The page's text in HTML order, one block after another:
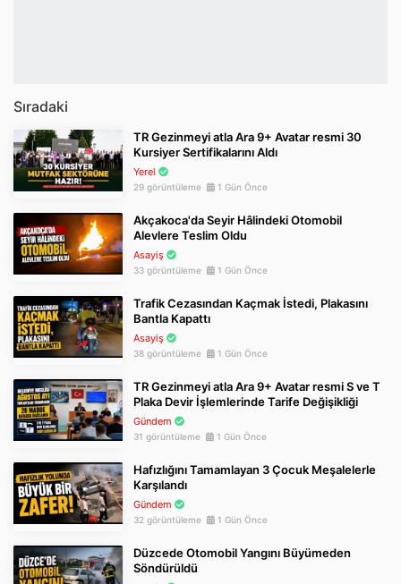
Sıradaki
TR Gezinmeyi atla Ara 9+ Avatar resmi 30
Kursiyer Sertifikalarını Aldı
Yerel
29 görüntüleme 1 Gün Önce
Akçakoca'da Seyir Hâlindeki Otomobil
Alevlere Teslim Oldu
Asayiş
33 görüntüleme 1 Gün Önce
Trafik Cezasından Kaçmak İstedi, Plakasını
Bantla Kapattı
Asayiş
38 görüntüleme 1 Gün Önce
TR Gezinmeyi atla Ara 9+ Avatar resmi S ve T
Plaka Devir İşlemlerinde Tarife Değişikliği
Gündem
31 görüntüleme 1 Gün Önce
Hafızlığını Tamamlayan 3 Çocuk Meşalelerle
Karşılandı
Gündem
32 görüntüleme 1 Gün Önce
Düzcede Otomobil Yangını Büyümeden
Söndürüldü